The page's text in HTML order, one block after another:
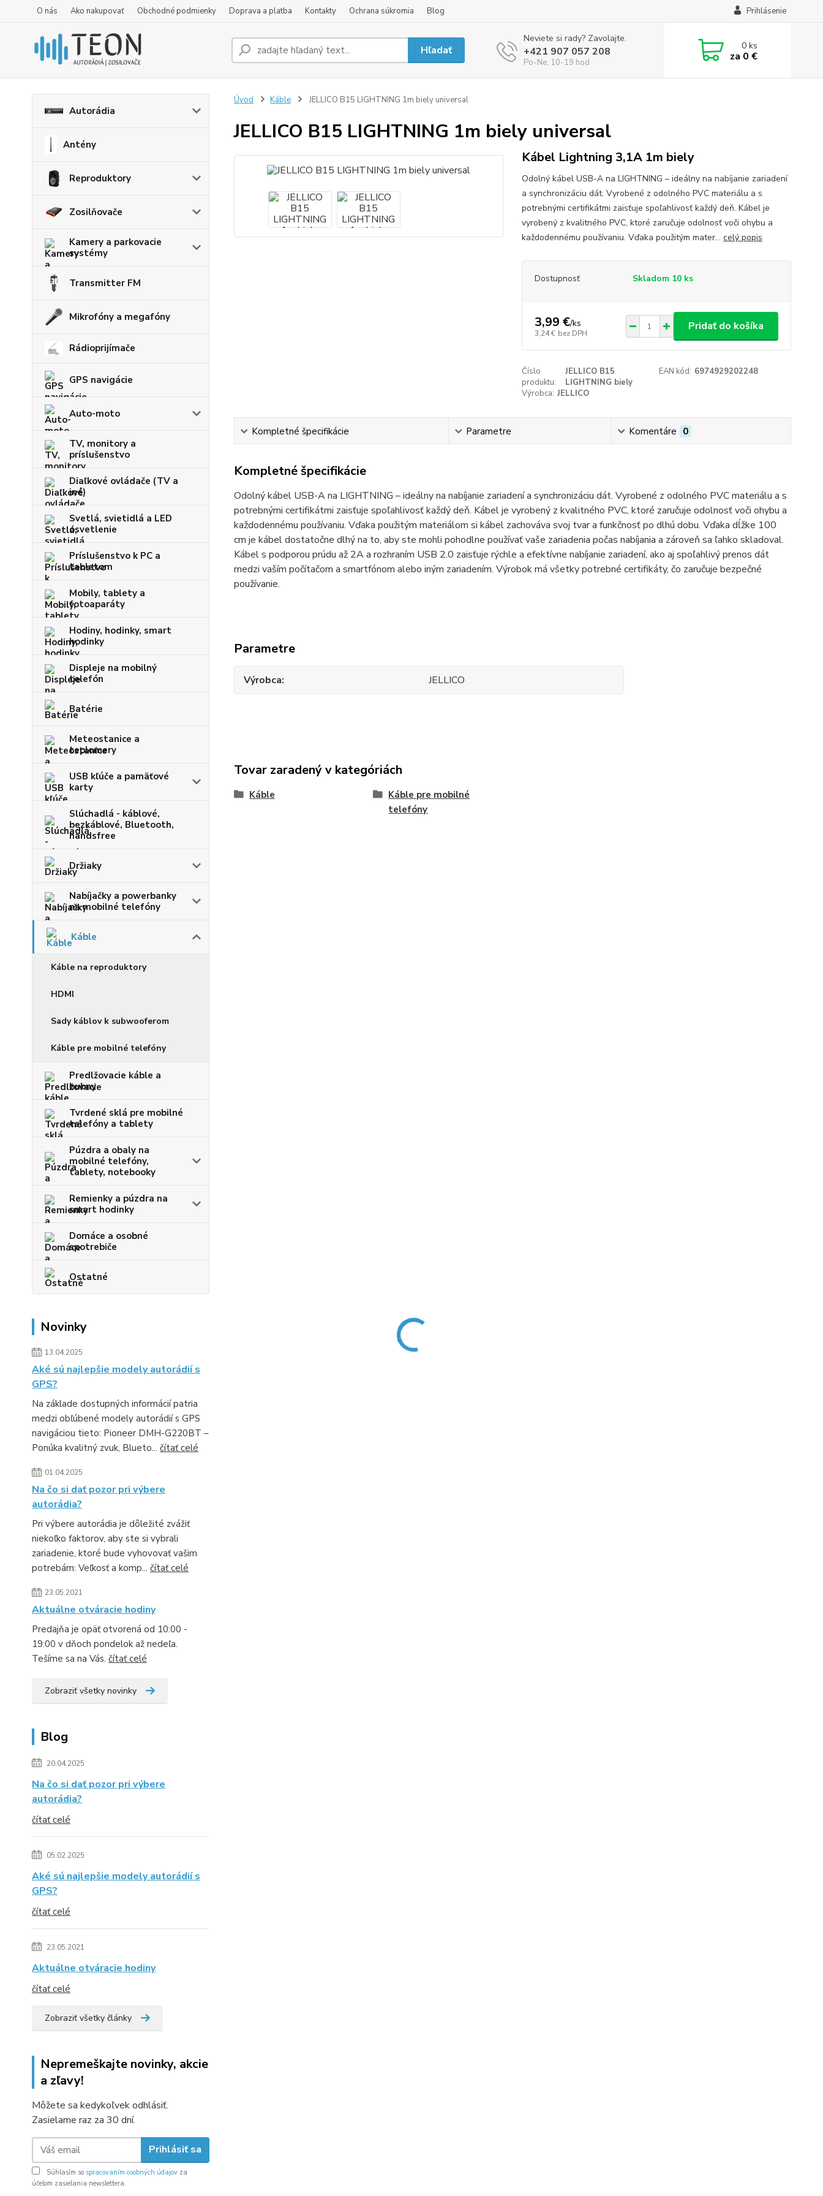
O nás Ako nakupovať Obchodné podmienky Doprava a platba Kontakty Ochrana súkromia Blog Prihlásenie
Hľadať
Neviete si rady? Zavolajte.
+421 907 057 208
Po-Ne, 10-19 hod
0ks
za 0 €
Autorádia
Antény
Reproduktory
Zosilňovače
Kamery a parkovacie
systémy
Transmitter FM
Mikrofóny a megafóny
Rádioprijímače
GPS navigácie
Auto-moto
TV, monitory a
príslušenstvo
Diaľkové ovládače (TV a
iné)
Svetlá, svietidlá a LED
osvetlenie
Príslušenstvo k PC a
tabletom
Mobily, tablety a
fotoaparáty
Hodiny, hodinky, smart
hodinky
Displeje na mobilný
telefón
Batérie
Meteostanice a
teplomery
USB kľúče a pamäťové
karty
Slúchadlá - káblové,
bezkáblové, Bluetooth,
handsfree
Držiaky
Nabíjačky a powerbanky
na mobilné telefóny
Káble
Káble na reproduktory
HDMI
Sady káblov k subwooferom
Káble pre mobilné telefóny
Predlžovacie káble a
bubny
Tvrdené sklá pre mobilné
telefóny a tablety
Púzdra a obaly na
mobilné telefóny,
tablety, notebooky
Remienky a púzdra na
smart hodinky
Domáce a osobné
spotrebiče
Ostatné
Novinky
13.04.2025
Aké sú najlepšie modely autorádií s
GPS?
Na základe dostupných informácií patria
medzi obľúbené modely autorádií s GPS
navigáciou tieto: Pioneer DMH-G220BT –
Ponúka kvalitný zvuk, Blueto... čítať celé
01.04.2025
Na čo si dať pozor pri výbere
autorádia?
Pri výbere autorádia je dôležité zvážiť
niekoľko faktorov, aby ste si vybrali
zariadenie, ktoré bude vyhovovať vašim
potrebám: Veľkosť a komp... čítať celé
23.05.2021
Aktuálne otváracie hodiny
Predajňa je opäť otvorená od 10:00 -
19:00 v dňoch pondelok až nedeľa.
Tešíme sa na Vás. čítať celé
Zobraziť všetky novinky
Blog
20.04.2025
Na čo si dať pozor pri výbere
autorádia?
čítať celé
05.02.2025
Aké sú najlepšie modely autorádií s
GPS?
čítať celé
23.05.2021
Aktuálne otváracie hodiny
čítať celé
Zobraziť všetky články
Nepremeškajte novinky, akcie
a zľavy!
Môžete sa kedykoľvek odhlásiť.
Zasielame raz za 30 dní.
Prihlásiť sa
Súhlasím so spracovaním osobných údajov za
účelom zasielania newslettera.
Úvod Káble JELLICO B15 LIGHTNING 1m biely universal
JELLICO B15 LIGHTNING 1m biely universal
Kábel Lightning 3,1A 1m biely
Odolný kábel USB-A na LIGHTNING – ideálny na nabíjanie zariadení
a synchronizáciu dát. Vyrobené z odolného PVC materiálu a s
potrebnými certifikátmi zaisťuje spoľahlivosť každý deň. Kábel je
vyrobený z kvalitného PVC, ktoré zaručuje odolnosť voči ohybu a
každodennému používaniu. Vďaka použitým mater... celý popis
Dostupnosť Skladom 10 ks
3,99 €/ks
3,24 € bez DPH
Pridať do košíka
Číslo
produktu:
JELLICO B15
LIGHTNING biely
EAN kód: 6974929202248
Výrobca: JELLICO
Kompletné špecifikácie Parametre Komentáre 0
Kompletné špecifikácie
Odolný kábel USB-A na LIGHTNING – ideálny na nabíjanie zariadení a synchronizáciu dát. Vyrobené z odolného PVCmateriálu a s
potrebnými certifikátmi zaisťuje spoľahlivosť každý deň. Kábel je vyrobený z kvalitného PVC, ktoré zaručuje odolnosť voči ohybu a
každodennému používaniu. Vďaka použitým materiálom si kábel zachováva svoj tvar a funkčnosť po dlhú dobu. Vďaka dĺžke 100
cm je kábel dostatočne dlhý na to, aby ste mohli pohodlne používať vaše zariadenia počas nabíjania a zároveň sa ľahko skladoval.
Kábel s podporou prúdu až 2A a rozhraním USB 2.0 zaisťuje rýchle a efektívne nabíjanie zariadení, ako aj spoľahlivý prenos dát
medzi vaším počítačom a smartfónom alebo iným zariadením. Výrobok má všetky potrebné certifikáty, čo zaručuje bezpečné
používanie.
Parametre
Výrobca JELLICO
Tovar zaradený v kategóriách
Káble
Káble pre mobilné
telefóny